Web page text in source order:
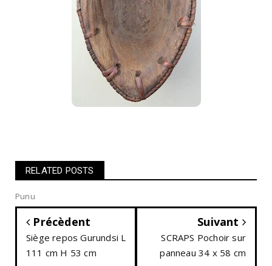
RELATED POSTS
Punu
Précèdent
Siège repos Gurundsi L
111 cm H 53 cm
Suivant
SCRAPS Pochoir sur
panneau 34 x 58 cm